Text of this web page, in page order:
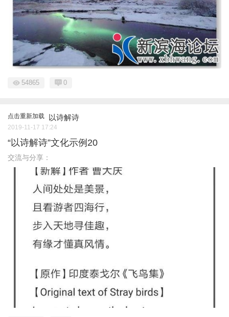
54865 0
点击重新加载 以诗解诗
2019-11-17 17:24
“以诗解诗”文化示例20
交流与分享：